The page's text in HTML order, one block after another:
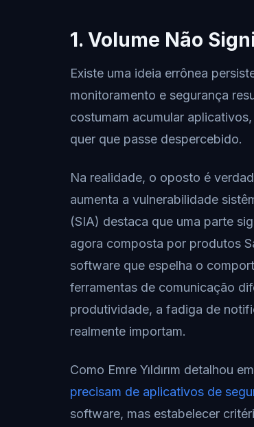
1. Volume Não
Existe uma ideia errônea
monitoramento e segurança
costumam acumular
quer que passe despercebido.
Na realidade, o oposto é
aumenta a vulnerabilidade
(SIA) destaca que uma parte
agora composta por produtos
software que espelha o
ferramentas de comunicação
produtividade, a fadiga de
realmente importam.
Como Emre Yıldırım detalhou
precisam de aplicativos de
software, mas estabelecer